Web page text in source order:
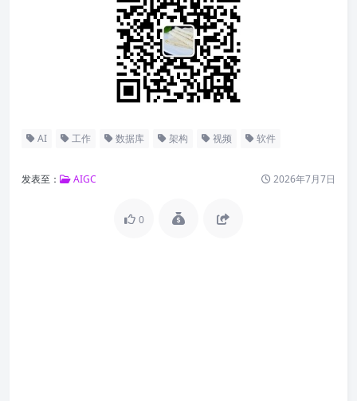
AI 工作 数据库 架构 视频 软件
发表至： AIGC 2026年7月7日
0